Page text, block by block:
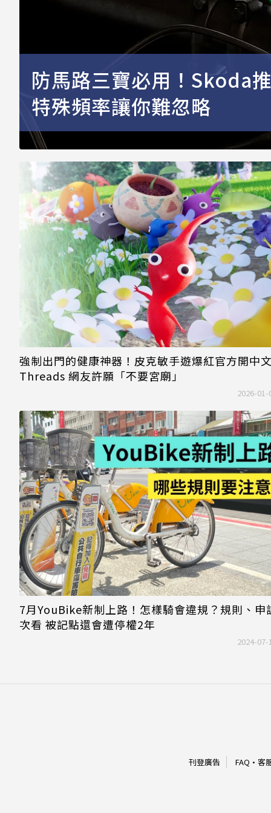
防馬路三寶必用！Skoda
特殊頻率讓你難忽略
強制出門的健康神器！皮克敏手遊爆紅官方開中
Threads 網友許願「不要宮廟」
2026-01-
7月YouBike新制上路！怎樣騎會違規？規則、申
次看 被記點還會遭停權2年
2024-07-
刊登廣告 FAQ · 客